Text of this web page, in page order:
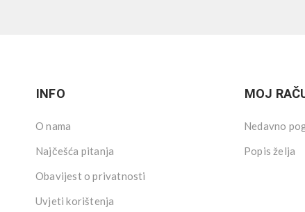
INFO
O nama
Najčešća pitanja
Obavijest o privatnosti
Uvjeti korištenja
MOJ
Nedavno
Popis želja